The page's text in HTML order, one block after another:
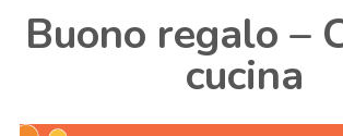
Buono regalo –
cucina